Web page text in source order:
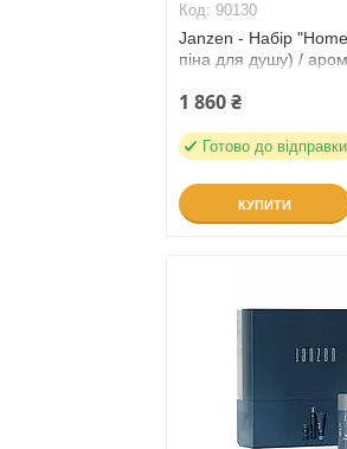
90130
Janzen - Набір
піна для душу) /
1 860 ₴
Готово до відправки
КУПИТИ